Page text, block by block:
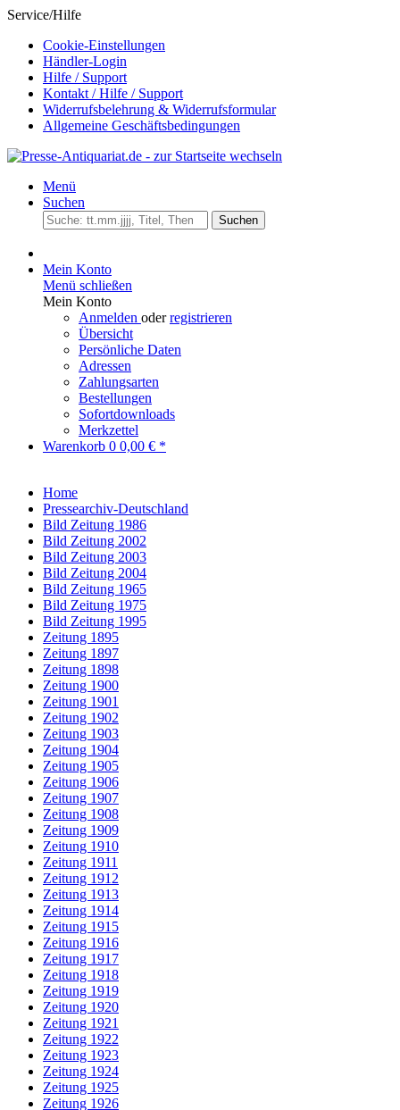
Service/Hilfe
Cookie-Einstellungen
Händler-Login
Hilfe / Support
Kontakt / Hilfe / Support
Widerrufsbelehrung & Widerrufsformular
Allgemeine Geschäftsbedingungen
Menü
Suchen
Suchen
Mein Konto
Menü schließen
Mein Konto
Anmelden oderregistrieren
Übersicht
Persönliche Daten
Adressen
Zahlungsarten
Bestellungen
Sofortdownloads
Merkzettel
Warenkorb 0 0,00 € *
Home
Pressearchiv-Deutschland
Bild Zeitung 1986
Bild Zeitung 2002
Bild Zeitung 2003
Bild Zeitung 2004
Bild Zeitung 1965
Bild Zeitung 1975
Bild Zeitung 1995
Zeitung 1895
Zeitung 1897
Zeitung 1898
Zeitung 1900
Zeitung 1901
Zeitung 1902
Zeitung 1903
Zeitung 1904
Zeitung 1905
Zeitung 1906
Zeitung 1907
Zeitung 1908
Zeitung 1909
Zeitung 1910
Zeitung 1911
Zeitung 1912
Zeitung 1913
Zeitung 1914
Zeitung 1915
Zeitung 1916
Zeitung 1917
Zeitung 1918
Zeitung 1919
Zeitung 1920
Zeitung 1921
Zeitung 1922
Zeitung 1923
Zeitung 1924
Zeitung 1925
Zeitung 1926